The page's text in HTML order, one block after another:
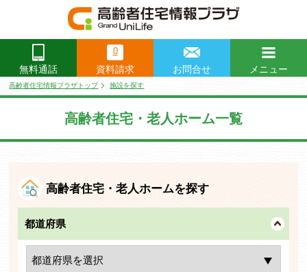
無料通話
0
資料請求 お問合せ
メニュー
高齢者住宅情報プラザトップ 施設を探す
高齢者住宅・老人ホーム一覧
高齢者住宅・老人ホームを探す
都道府県